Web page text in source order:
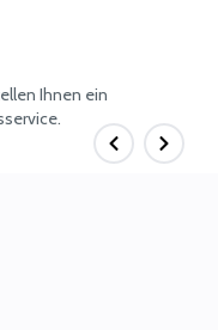
Ihnen ein